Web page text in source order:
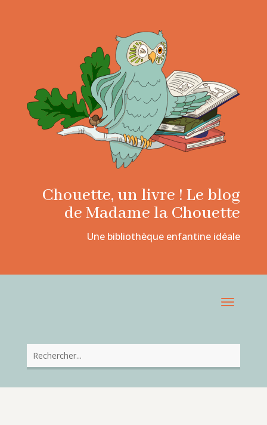
Chouette, un livre ! Le blog
de Madame la Chouette
Une bibliothèque enfantine idéale